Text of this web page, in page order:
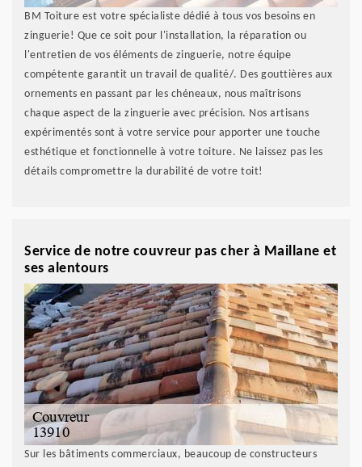
BM Toiture est votre spécialiste dédié à tous vos besoins en
zinguerie! Que ce soit pour l'installation, la réparation ou
l'entretien de vos éléments de zinguerie, notre équipe
compétente garantit un travail de qualité/. Des gouttières aux
ornements en passant par les chéneaux, nous maîtrisons
chaque aspect de la zinguerie avec précision. Nos artisans
expérimentés sont à votre service pour apporter une touche
esthétique et fonctionnelle à votre toiture. Ne laissez pas les
détails compromettre la durabilité de votre toit!
Service de notre couvreur pas cher à Maillane et
ses alentours
Sur les bâtiments commerciaux, beaucoup de constructeurs